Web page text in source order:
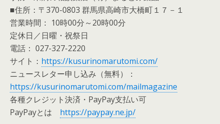
■住所：〒370-0803 群馬県高崎市大橋町１７－１
営業時間： 10時00分～20時00分
定休日／日曜・祝祭日
電話： 027-327-2220
サイト： https://kusurinomarutomi.com/
ニュースレター申し込み（無料）：
https://kusurinomarutomi.com/mailmagazine
各種クレジット決済・PayPay支払い可
PayPayとは https://paypay.ne.jp/